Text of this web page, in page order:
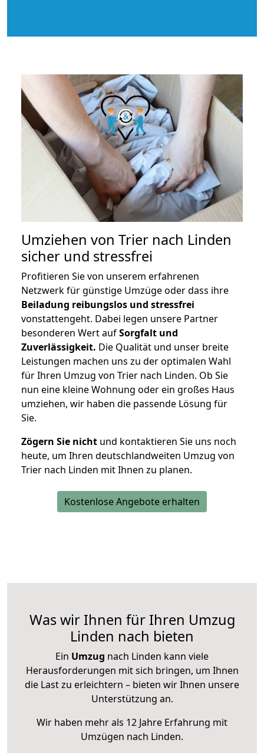
Umziehen von Trier nach Linden
sicher und stressfrei
Profitieren Sie von unserem erfahrenen
Netzwerk für günstige Umzüge oder dass ihre
Beiladung reibungslos und stressfrei
vonstattengeht. Dabei legen unsere Partner
besonderen Wert aufSorgfalt und
Zuverlässigkeit. Die Qualität und unser breite
Leistungen machen uns zu der optimalen Wahl
für Ihren Umzug von Trier nach Linden. Ob Sie
nun eine kleine Wohnung oder ein großes Haus
umziehen, wir haben die passende Lösung für
Sie.
Zögern Sie nicht und kontaktieren Sie uns noch
heute, um Ihren deutschlandweiten Umzug von
Trier nach Linden mit Ihnen zu planen.
Kostenlose Angebote erhalten
Was wir Ihnen für Ihren Umzug
Linden nach bieten
Ein Umzug nach Linden kann viele
Herausforderungen mit sich bringen, um Ihnen
die Last zu erleichtern – bieten wir Ihnen unsere
Unterstützung an.
Wir haben mehr als 12 Jahre Erfahrung mit
Umzügen nach Linden.